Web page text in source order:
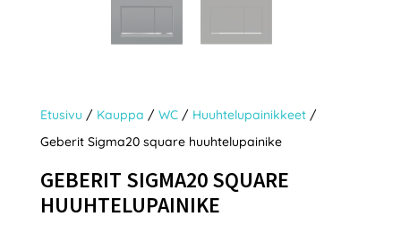
Etusivu / Kauppa / WC/ Huuhtelupainikkeet/
Geberit Sigma20 square huuhtelupainike
GEBERIT SIGMA20 SQUARE
HUUHTELUPAINIKE